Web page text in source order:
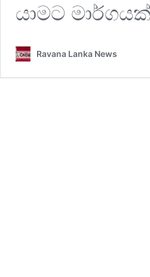
යාමට
Ravana Lanka News